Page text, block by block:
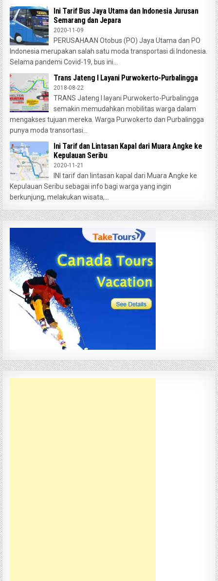
Ini Tarif Bus Jaya Utama dan Indonesia Jurusan
Semarang dan Jepara
2020-11-09
PERUSAHAAN Otobus (PO) Jaya Utama dan PO
Indonesia merupakan salah satu moda transportasi di Indonesia.
Selama pandemi Covid-19, bus ini...
Trans Jateng I Layani Purwokerto-Purbalingga
2018-08-22
TRANS Jateng I layani Purwokerto-Purbalingga
semakin memudahkan mobilitas warga dalam
mengakses tujuan mereka. Warga Purwokerto dan Purbalingga
punya moda transortasi...
Ini Tarif dan Lintasan Kapal dari Muara Angke ke
Kepulauan Seribu
2020-11-21
INI tarif dan lintasan kapal dari Muara Angke ke
Kepulauan Seribu sebagai info bagi warga yang ingin
berkunjung, melakukan wisata,...